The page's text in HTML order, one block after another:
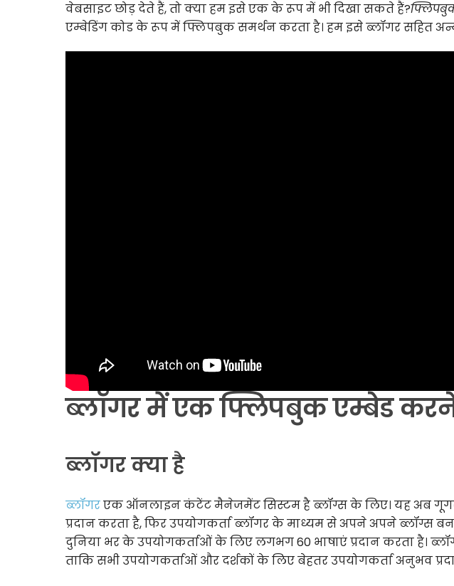
वेबसाइट छोड़ देते हैं, तो क्या हम इसे एक के रूप में भी दिखा सकते हैं?
एम्बेडिंग कोड के रूप में फ्लिपबुक समर्थन करता है। हम इसे ब्लॉगर सहित
ब्लॉगर में एक फ्लिपबुक एम्बेड
ब्लॉगर क्या है
ब्लॉगरएक ऑनलाइन कंटेंट मैनेजमेंट सिस्टम है ब्लॉग्स के लिए। यह अब गूगल
प्रदान करता है, फिर उपयोगकर्ता ब्लॉगर के माध्यम से अपने अपने ब्लॉग्स
दुनिया भर के उपयोगकर्ताओं के लिए लगभग 60 भाषाएं प्रदान करता है।
ताकि सभी उपयोगकर्ताओं और दर्शकों के लिए बेहतर उपयोगकर्ता अनुभव